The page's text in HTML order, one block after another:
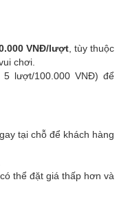
VNĐ/lượt, tùy thuộc
chơi.
lượt/100.000 VNĐ) để
tại chỗ để khách hàng
thể đặt giá thấp hơn và